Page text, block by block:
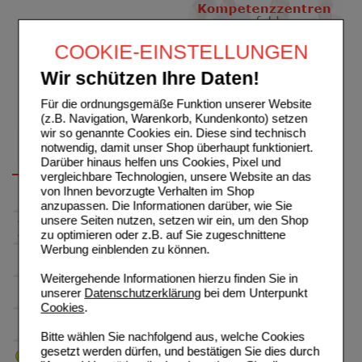
COOKIE-EINSTELLUNGEN
Wir schützen Ihre Daten!
Für die ordnungsgemäße Funktion unserer Website
(z.B. Navigation, Warenkorb, Kundenkonto) setzen
wir so genannte Cookies ein. Diese sind technisch
notwendig, damit unser Shop überhaupt funktioniert.
Darüber hinaus helfen uns Cookies, Pixel und
vergleichbare Technologien, unsere Website an das
von Ihnen bevorzugte Verhalten im Shop
anzupassen. Die Informationen darüber, wie Sie
unsere Seiten nutzen, setzen wir ein, um den Shop
zu optimieren oder z.B. auf Sie zugeschnittene
Werbung einblenden zu können.
Weitergehende Informationen hierzu finden Sie in
unserer Datenschutzerklärungbei dem Unterpunkt
Cookies.
Bitte wählen Sie nachfolgend aus, welche Cookies
gesetzt werden dürfen, und bestätigen Sie dies durch